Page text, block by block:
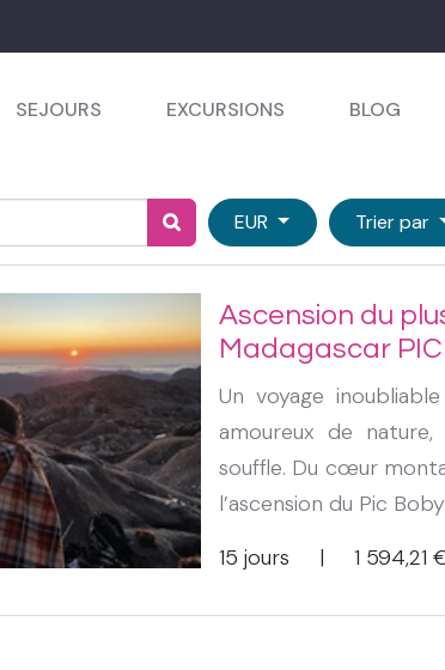
SEJOURS EXCURSIONS BLOG
EUR Trier par
Ascension du
Madagascar
Un voyage
amoureux de
souffle. Du cœur
l’ascension du Pic
15 jours
| 1 594,21